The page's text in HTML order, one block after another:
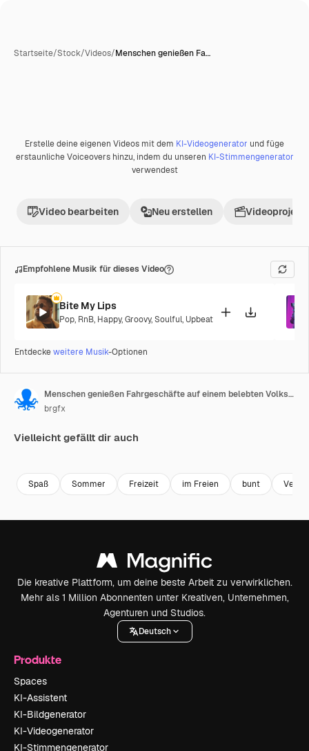
Startseite/Stock/Videos/Menschen genießen Fa…
Premium
Erstelle deine eigenen Videos mit dem KI-Videogenerator und füge
erstaunliche Voiceovers hinzu, indem du unseren KI-Stimmengenerator
verwendest
Video bearbeiten Neu erstellen Videoprojekt
Empfohlene Musik für dieses Video
Bite My Lips
Pop, RnB, Happy,Groovy,Soulful, Upbeat
Entdeckeweitere Musik-Optionen
Menschen genießen Fahrgeschäfte auf einem belebten Volksfest
brgfx
Vielleicht gefällt dir auch
Spaß Sommer Freizeit im Freien bunt
Die kreative Plattform, um deine beste Arbeit zu verwirklichen.
Mehr als 1 Million Abonnenten unter Kreativen, Unternehmen,
Agenturen und Studios.
Deutsch
Produkte
Spaces
KI-Assistent
KI-Bildgenerator
KI-Videogenerator
KI-Stimmengenerator